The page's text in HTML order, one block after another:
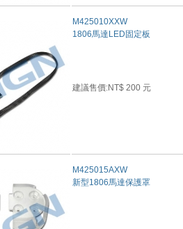
M425010XXW
1806馬達LED固定板
建議售價:NT$ 200 元
M425015AXW
新型1806馬達保護罩